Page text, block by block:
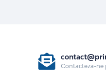
Contacteza-ne